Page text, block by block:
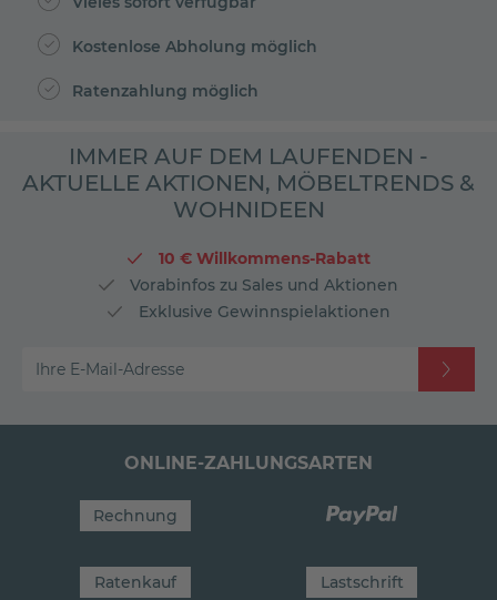
Kostenlose Abholung möglich
Ratenzahlung möglich
IMMER AUF DEM LAUFENDEN -
AKTUELLE AKTIONEN, MÖBELTRENDS &
WOHNIDEEN
10 € Willkommens-Rabatt
Vorabinfos zu Sales und Aktionen
Exklusive Gewinnspielaktionen
Ihre E-Mail-Adresse
ONLINE-ZAHLUNGSARTEN
Rechnung
Ratenkauf Lastschrift